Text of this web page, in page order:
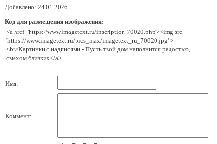
Добавлено: 24.01.2026
Код для размещения изображения:
<a href='https://www.imagetext.ru/inscription-70020.php'><img src =
'https://www.imagetext.ru/pics_max/imagetext_ru_70020.jpg' >
<br>Картинки с надписями - Пусть твой дом наполнится радостью,
смехом близких</a>
Имя:
Коммент: